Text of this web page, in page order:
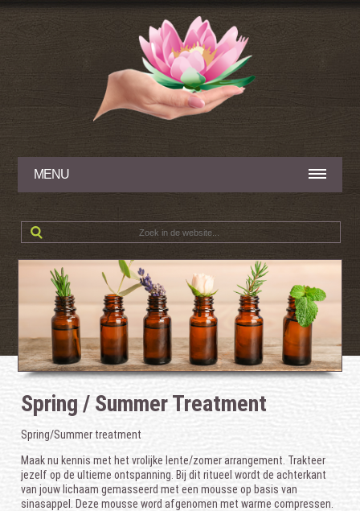
MENU
Spring / Summer Treatment
Spring/Summer treatment
Maak nu kennis met het vrolijke lente/zomer arrangement. Trakteer
jezelf op de ultieme ontspanning. Bij dit ritueel wordt de achterkant
van jouw lichaam gemasseerd met een mousse op basis van
sinasappel. Deze mousse word afgenomen met warme compressen.